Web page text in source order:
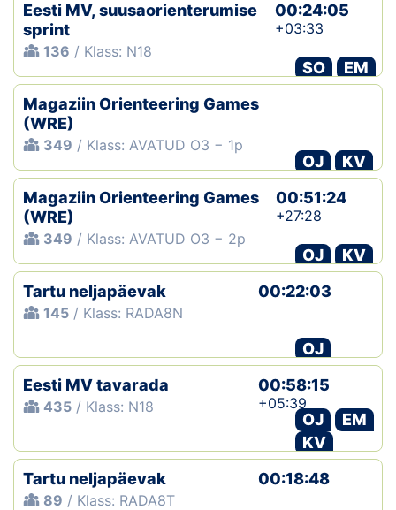
Eesti MV, suusaorienterumise
sprint
136 / Klass: N18
00:24:05
+03:33
SO
EM
Magaziin Orienteering Games
(WRE)
349 / Klass: AVATUD O3 − 1p
OJ
KV
Magaziin Orienteering Games
(WRE)
349 / Klass: AVATUD O3 − 2p
00:51:24
+27:28
OJ
KV
Tartu neljapäevak
145 / Klass: RADA8N
00:22:03
OJ
Eesti MV tavarada
435 / Klass: N18
00:58:15
+05:39
OJ
EM
KV
Tartu neljapäevak
89 / Klass: RADA8T
00:18:48